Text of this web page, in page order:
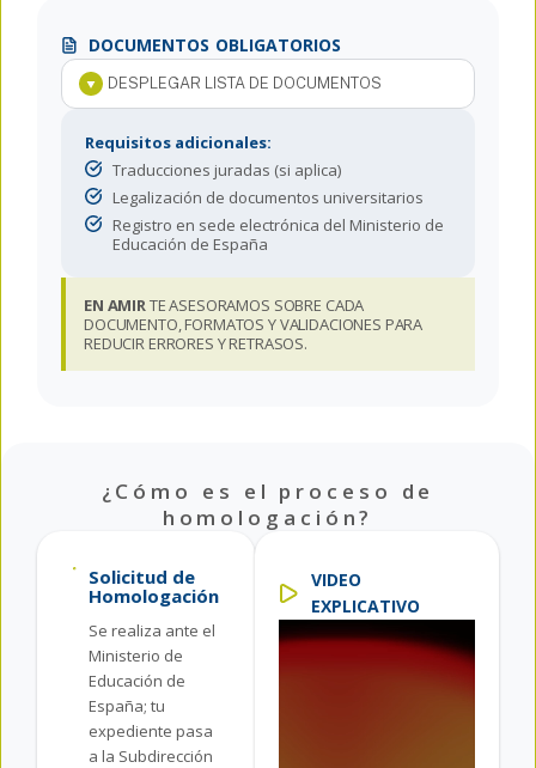
DOCUMENTOS OBLIGATORIOS
DESPLEGAR LISTA DE DOCUMENTOS
Requisitos adicionales:
Traducciones juradas (si aplica)
Legalización de documentos universitarios
Registro en sede electrónica del Ministerio de
Educación de España
EN AMIRTE ASESORAMOS SOBRE CADA
DOCUMENTO, FORMATOS Y VALIDACIONES PARA
REDUCIR ERRORES Y RETRASOS.
¿Cómo es el proceso de
homologación?
Solicitud de
Homologación
Se realiza ante el
Ministerio de
Educación de
España; tu
expediente pasa
a la Subdirección
VIDEO
EXPLICATIVO